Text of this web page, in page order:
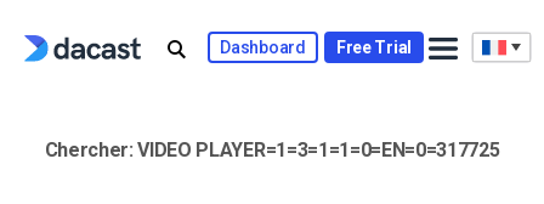
Dashboard Free Trial
Chercher:VIDEO PLAYER=1=3=1=1=0=EN=0=317725